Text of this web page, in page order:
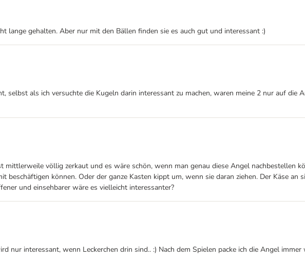
lange gehalten. Aber nur mit den Bällen finden sie es auch gut und interessant :)
als ich versuchte die Kugeln darin interessant zu machen, waren meine 2 nur auf die
mittlerweile völlig zerkaut und es wäre schön, wenn man genau diese Angel nachbestellen
können. Oder der ganze Kasten kippt um, wenn sie daran ziehen. Der Käse an
und einsehbarer wäre es vielleicht interessanter?
nur interessant, wenn Leckerchen drin sind.. :) Nach dem Spielen packe ich die Angel